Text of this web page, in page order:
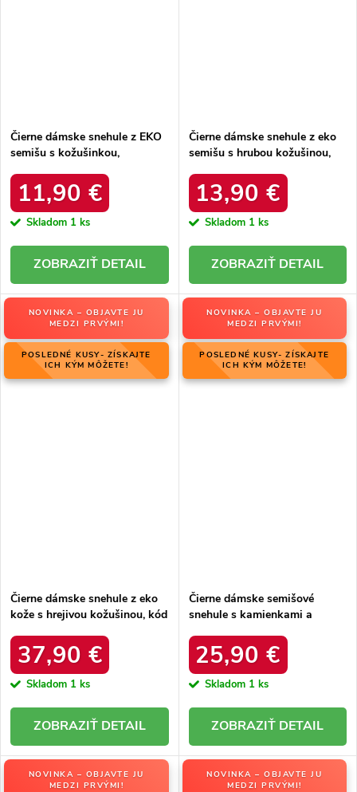
Čierne dámske snehule z EKO
semišu s kožušinkou,
11,90 €
Skladom 1 ks
DETAIL
Čierne dámske snehule z eko
semišu s hrubou kožušinou,
BLACK
13,90 €
Skladom 1 ks
DETAIL
NOVINKA – OBJAVTE JU
MEDZI PRVÝMI!
POSLEDNÉ KUSY- ZÍSKAJTE
ICH KÝM MÔŽETE!
Čierne dámske snehule z eko
kože s hrejivou kožušinou, kód
BLACK
37,90 €
Skladom 1 ks
DETAIL
NOVINKA – OBJAVTE JU
MEDZI PRVÝMI!
POSLEDNÉ KUSY- ZÍSKAJTE
ICH KÝM MÔŽETE!
Čierne dámske semišové
snehule s kamienkami a
W8009 BLACK
25,90 €
Skladom 1 ks
DETAIL
NOVINKA – OBJAVTE JU
MEDZI PRVÝMI!
NOVINKA – OBJAVTE JU
MEDZI PRVÝMI!